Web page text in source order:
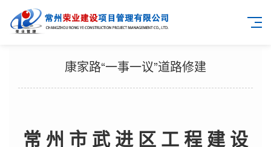
康家路“一事一议”道路修建
常 州 市 武 进 区 工 程 建 设